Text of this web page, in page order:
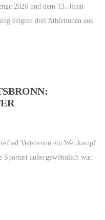
2026 und dem 13. Jinan
zeigten drei Athletinnen aus
Veitsbronn ein Wettkampf
Sportart außergewöhnlich war.